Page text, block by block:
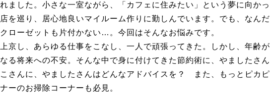
ました。小さな一室ながら、「カフェに住みたい」という夢に向かっ
を巡り、居心地良いマイルーム作りに勤しんでいます。でも、なんだ
ローゼットも片付かない…。今回はそんなお悩みです。
京し、あらゆる仕事をこなし、一人で頑張ってきた。しかし、年齢が
る将来への不安。そんな中で身に付けてきた節約術に、やましたさん
さんに、やましたさんはどんなアドバイスを？ また、もっとピカピ
ーのお掃除コーナーも必見。